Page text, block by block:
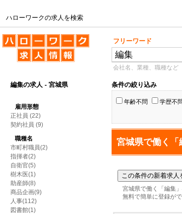
ハローワークの求人を検索
ハローワークの求人を検索 フリーワード
会社名、業種、職種など
編集の求人 - 宮城県
雇用形態
正社員 (22)
契約社員 (9)
職種名
市町村職員(2)
指揮者(2)
自衛官(5)
樹木医(1)
助産師(8)
商品企画(9)
人事(112)
図書館(1)
条件の絞り込み
年齢不問 学歴不
宮城県で働く「
宮城県で働く「編集
無料で簡単に登録が